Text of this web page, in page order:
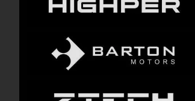
Külső raktáron, rendelhető
KOSÁRBA